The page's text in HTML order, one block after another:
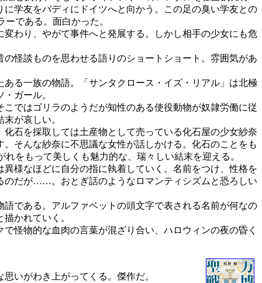
学友をバディにドイツへと向かう。この足の臭い学友との
である。面白かった。
わり、やがて事件へと発展する。しかし相手の少女にも危
怪談ものを思わせる語りのショートショート。雰囲気があ
る一族の物語。「サンタクロース・イズ・リアル」は北極
ガール。
ではゴリラのようだが知性のある使役動物が奴隷労働に従
が哀しい。
石を採取しては土産物として売っている化石屋の少女紗奈
そんな紗奈に不思議な女性が話しかける。化石のことをも
をもって美しくも魅力的な、瑞々しい結末を迎える。
様なほどに自分の指に執着していく。名前をつけ、性格を
のだが……。おとぎ話のようなロマンティシズムと恐ろしい
である。アルファベットの頭文字で表される名前が何なの
かれていく。
怪物的な血肉の言葉が混ざり合い、ハロウィンの夜の昏く
いがわき上がってくる。傑作だ。